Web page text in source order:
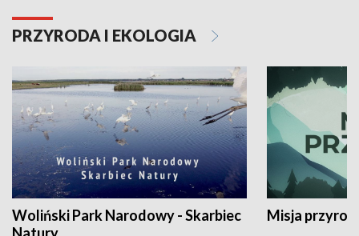
PRZYRODA I EKOLOGIA
Woliński Park Narodowy - Skarbiec
Misja